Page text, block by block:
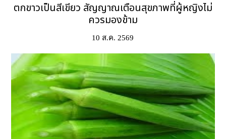
ตกขาวเป็นสีเขียว สัญญาณเตือนสุขภาพที่ผู้หญิงไม่
ควรมองข้าม
10 ส.ค. 2569